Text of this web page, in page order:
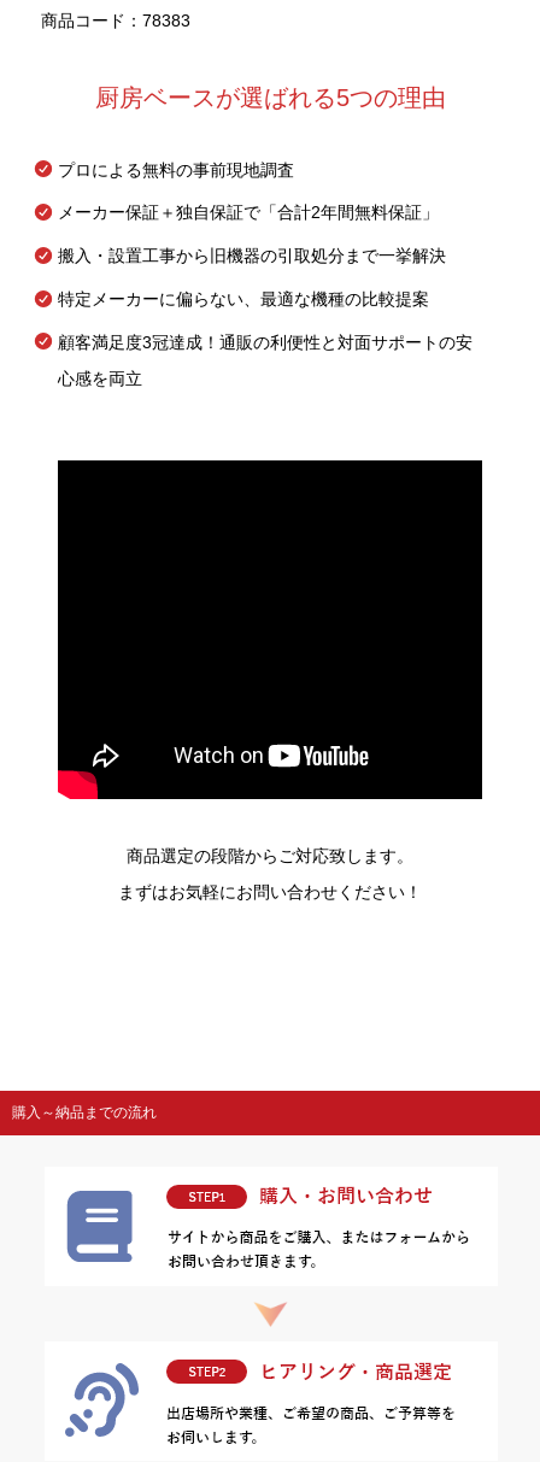
商品コード：78383
厨房ベースが選ばれる5つの理由
プロによる無料の事前現地調査
メーカー保証＋独自保証で「合計2年間無料保証」
搬入・設置工事から旧機器の引取処分まで一挙解決
特定メーカーに偏らない、最適な機種の比較提案
顧客満足度3冠達成！通販の利便性と対面サポートの安
心感を両立
商品選定の段階からご対応致します。
まずはお気軽にお問い合わせください！
購入～納品までの流れ